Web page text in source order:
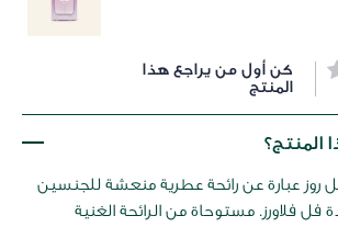
كن أول من يراجع هذا
المنتج
المنتج؟
روز عبارة عن رائحة عطرية منعشة للجنسين
فل فلاورز. مستوحاة من الرائحة الغنية